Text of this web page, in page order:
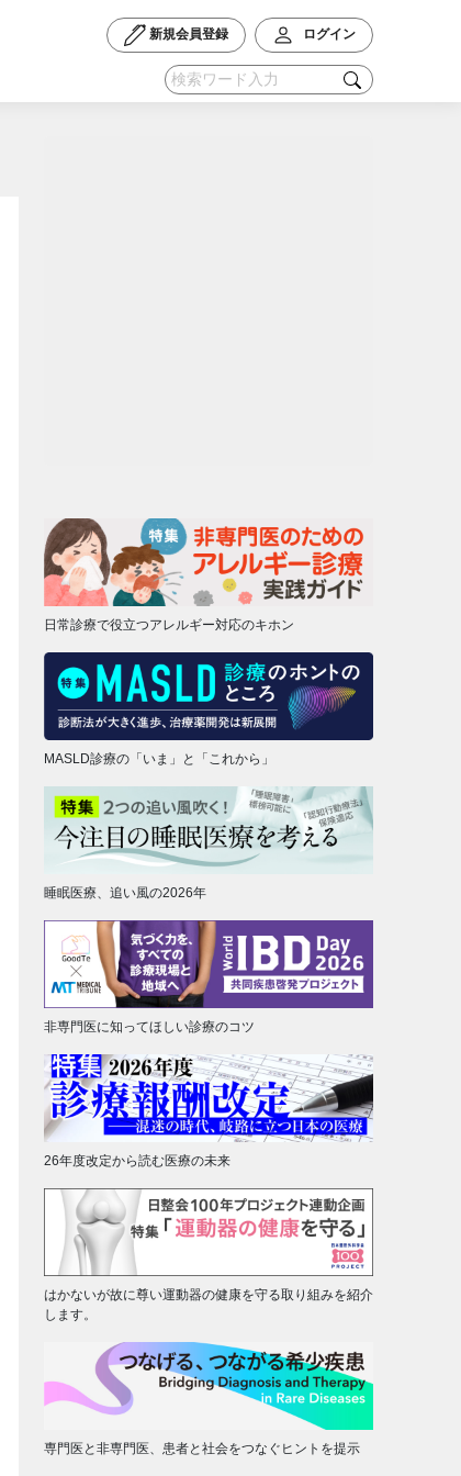
新規会員登録 ログイン
日常診療で役立つアレルギー対応のキホン
MASLD診療の「いま」と「これから」
睡眠医療、追い風の2026年
非専門医に知ってほしい診療のコツ
26年度改定から読む医療の未来
はかないが故に尊い運動器の健康を守る取り組みを紹介
します。
専門医と非専門医、患者と社会をつなぐヒントを提示